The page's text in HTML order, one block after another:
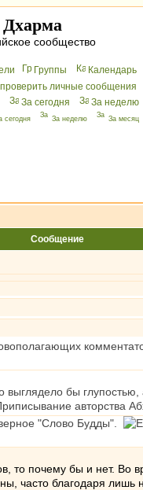
Дхарма
сообщество
Группы Календарь
личные сообщения
За сегодня За неделю
сегодня За неделю За месяц
Сообщение
бы
авторства
"Слово Будды".
то почему бы и нет.
часто благодаря